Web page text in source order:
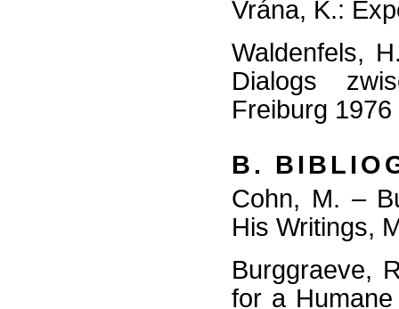
Vrána, K.:
Waldenfels,
Dialogs
Freiburg 1976
B.
Cohn, M. –
His Writings,
Burggraeve,
for a